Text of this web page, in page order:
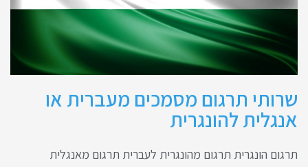
שרותי תרגום מסמכים מעברית או
אנגלית להונגרית
תרגום הונגרית תרגום מהונגרית לעברית תרגום מאנגלית